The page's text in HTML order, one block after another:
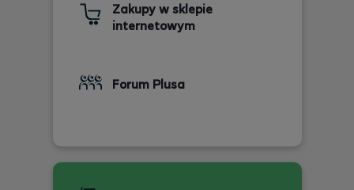
Zakupy w sklepie
internetowym
Forum Plusa